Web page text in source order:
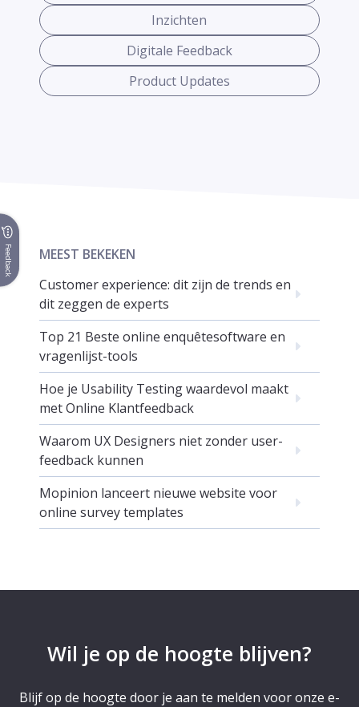
Inzichten
Digitale Feedback
Product Updates
MEEST BEKEKEN
Customer experience: dit zijn de trends en
dit zeggen de experts
Top 21 Beste online enquêtesoftware en
vragenlijst-tools
Hoe je Usability Testing waardevol maakt
met Online Klantfeedback
Waarom UX Designers niet zonder user-
feedback kunnen
Mopinion lanceert nieuwe website voor
online survey templates
Wil je op de hoogte blijven?
Blijf op de hoogte door je aan te melden voor onze e-
Feedback